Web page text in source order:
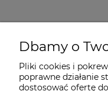
O nas
Dostawa i
Dbamy o
Pliki cookies i
poprawne działanie
dostosować ofertę